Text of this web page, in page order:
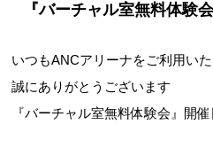
『バーチャル室無料体験
いつもANCアリーナをご利用いた
誠にありがとうございます
『バーチャル室無料体験会』開